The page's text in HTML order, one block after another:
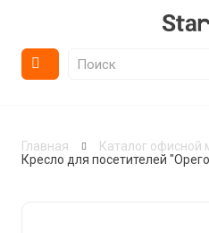
Главная Каталог офисной
Кресло для посетителей